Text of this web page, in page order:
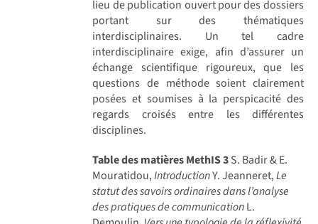
lieu de publication ouvert pour des dossiers
portant sur des thématiques
interdisciplinaires. Un tel cadre
interdisciplinaire exige, afin d’assurer un
échange scientifique rigoureux, que les
questions de méthode soient clairement
posées et soumises à la perspicacité des
regards croisés entre les différentes
disciplines.
Table des matières MethIS 3S. Badir & E.
Mouratidou,IntroductionY. Jeanneret,Le
statut des savoirs ordinaires dans l’analyse
des pratiques de communicationL.